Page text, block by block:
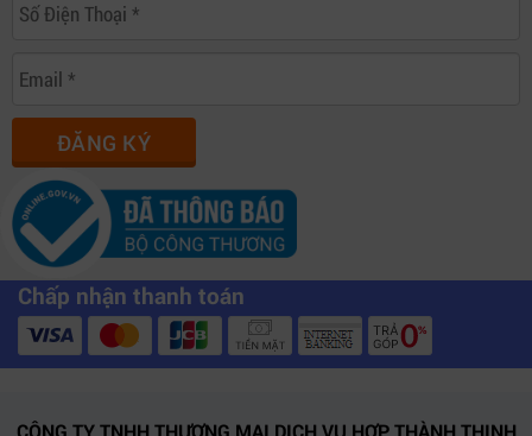
ĐĂNG KÝ
Chấp nhận thanh toán
CÔNG TY TNHH THƯƠNG MẠI DỊCH VỤ HỢP THÀNH THỊNH